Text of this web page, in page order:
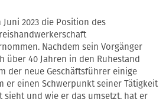
2023 die Position des
Nachdem sein Vorgänger
über 40 Jahren in den Ruhestand
der neue Geschäftsführer einige
er einen Schwerpunkt seiner Tätigkeit
sieht und wie er das umsetzt, hat er